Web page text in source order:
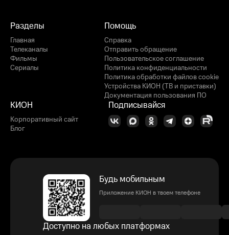
Разделы
Главная
Телеканалы
Фильмы
Сериалы
Помощь
Справка
Отправить обращение
Пользовательское соглашение
Политика конфиденциальности
Политика обработки файлов cookie
Устройства КИОН (ТВ и приставки)
Документация пользования ПО
КИОН
Корпоративный сайт
Блог
Подписывайся
Будь мобильным
Приложение КИОН в твоем телефоне
Доступно на любых платформах